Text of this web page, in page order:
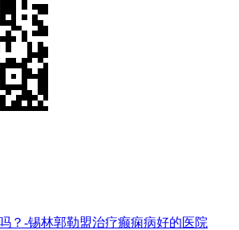
？-锡林郭勒盟治疗癫痫病好的医院